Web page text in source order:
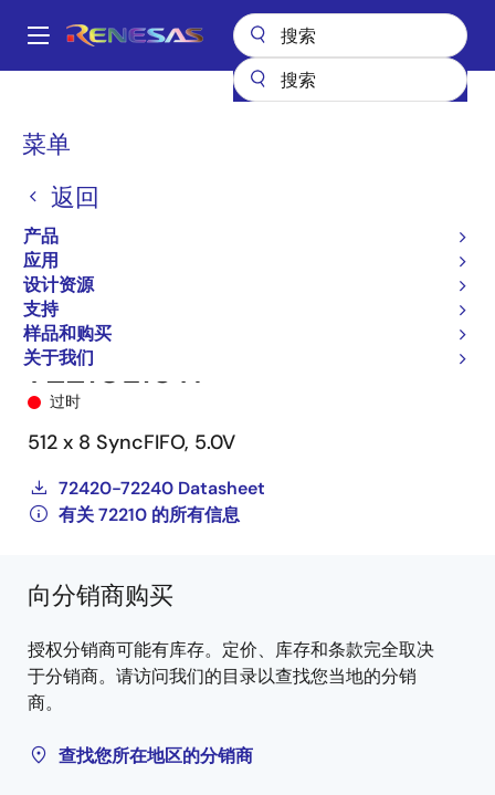
到
Main
菜单
返回
产品
应用
设计资源
支持
样品和购买
关于我们
面
屑
FIFO 产品 同步 FIFO
72210
72210L15TP
过时
512 x 8 SyncFIFO, 5.0V
72420-72240 Datasheet
有关 72210 的所有信息
向分销商购买
授权分销商可能有库存。定价、库存和条款完全取决
于分销商。请访问我们的目录以查找您当地的分销
商。
查找您所在地区的分销商